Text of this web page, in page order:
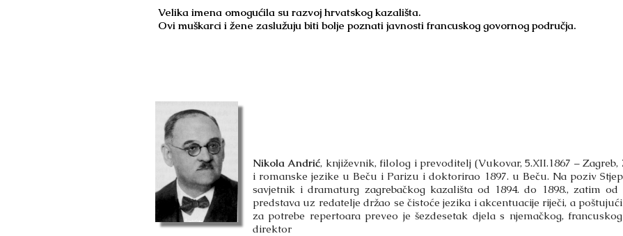
Velika imena omogućila su razvoj hrvatskog kazališta.
Ovi muškarci i žene zaslužuju biti bolje poznati javnosti francuskog govornog područja.
Nikola Andrić, književnik, filolog i prevoditelj (Vukovar, 5.XII.1867 – Zagreb,
i romanske jezike u Beču i Parizu i doktorirao 1897. u Beču. Na poziv
savjetnik i dramaturg zagrebačkog kazališta od 1894. do 1898., zatim
predstava uz redatelje držao se čistoće jezika i akcentuacije riječi, a
za potrebe repertoara preveo je šezdesetak djela s njemačkog,
direktor